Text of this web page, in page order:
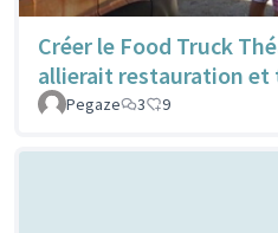
Créer le Food Truck
allierait restauration et
Pegaze 3 9